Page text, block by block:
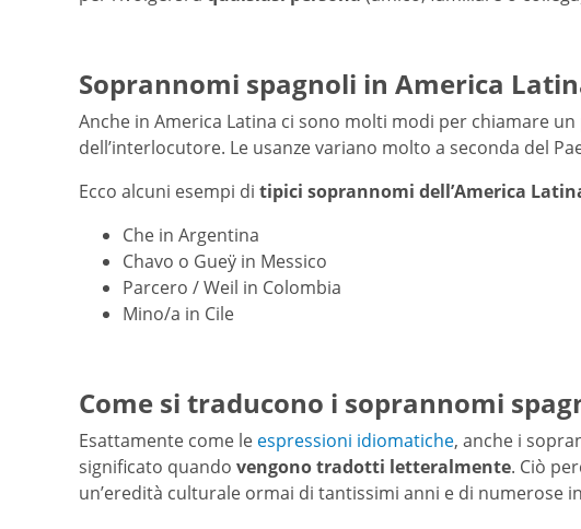
Soprannomi spagnoli in America
Anche in America Latina ci sono molti modi per chiamare
dell’interlocutore. Le usanze variano molto a seconda del
Ecco alcuni esempi di tipici soprannomi dell’America
Che in Argentina
Chavo o Gueÿ in Messico
Parcero / Weil in Colombia
Mino/a in Cile
Come si traducono i soprannomi
Esattamente come le espressioni idiomatiche, anche i
significato quando vengono tradotti letteralmente. Ciò
un’eredità culturale ormai di tantissimi anni e di numerose